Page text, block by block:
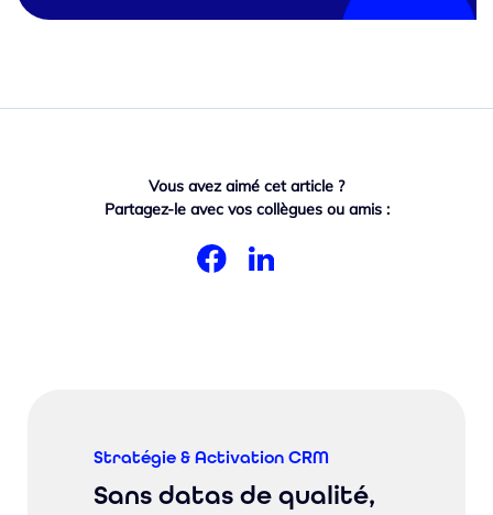
Vous avez aimé cet article ?
Partagez-le avec vos collègues ou amis :
Stratégie & Activation CRM
Sans datas de qualité,